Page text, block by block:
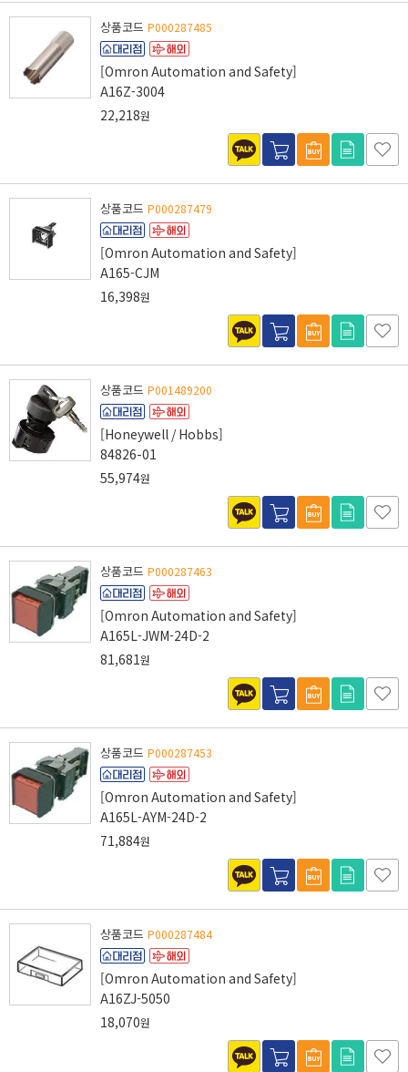
상품코드 P000287485
[Omron Automation and Safety]
A16Z-3004
22,218원
상품코드 P000287479
[Omron Automation and Safety]
A165-CJM
16,398원
상품코드 P001489200
[Honeywell / Hobbs]
84826-01
55,974원
상품코드 P000287463
[Omron Automation and Safety]
A165L-JWM-24D-2
81,681원
상품코드 P000287453
[Omron Automation and Safety]
A165L-AYM-24D-2
71,884원
상품코드 P000287484
[Omron Automation and Safety]
A16ZJ-5050
18,070원